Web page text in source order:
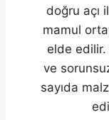
doğru açı
mamul
elde
ve
sayıda